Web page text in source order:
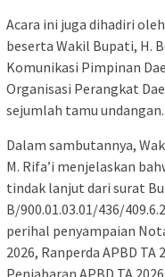
Acara ini juga dihadiri
beserta Wakil Bupati, H.
Komunikasi Pimpinan
Organisasi Perangkat
sejumlah tamu undangan.
Dalam sambutannya,
M. Rifa’i menjelaskan
tindak lanjut dari surat
B/900.01.03.01/436/
perihal penyampaian
2026, Ranperda APBD